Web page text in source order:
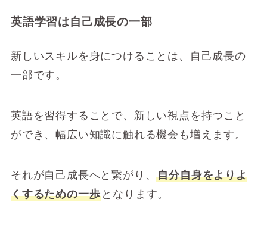
英語学習は自己成長の一部
新しいスキルを身につけることは、自己成長の
一部です。
英語を習得することで、新しい視点を持つこと
ができ、幅広い知識に触れる機会も増えます。
それが自己成長へと繋がり、自分自身をよりよ
くするための一歩 となります。